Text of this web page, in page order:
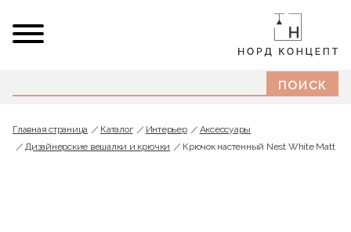
Главная страница Каталог Интерьер
Аксессуары
Дизайнерские вешалки и крючки
Крючок настенный Nest White Matt